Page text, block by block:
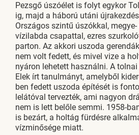
Pezsgő úszóélet is folyt egykor
ig, majd a háború utáni
Országos szintű úszókkal,
vízilabda csapattal, ezres
parton. Az akkori uszoda
nem volt fedett, és mivel vize a
nyáron lehetett használni. A
Elek írt tanulmányt, amelyből
ben fedett uszoda építését is
lelátóval tervezték, ami nagyon
nem is lett belőle semmi. 1958-
is bezárt, a holtág fürdésre
vízminősége miatt.